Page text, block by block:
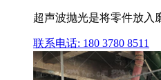
超声波抛光是将零件放入
联系电话: 180 3780 8511